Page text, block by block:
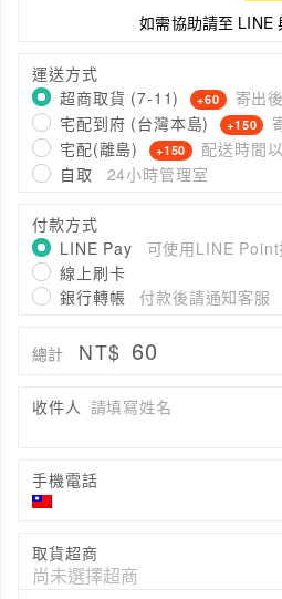
如需協助請至 LINE
運送方式
超商取貨 (7-11)
+60
寄出
宅配到府 (台灣本島)
+150
宅配(離島)
+150
配送時間
自取
24小時管理室
付款方式
LINE Pay
可使用LINE Point
線上刷卡
銀行轉帳
付款後請通知客服
總計 NT$ 60
收件人 請填寫姓名
手機電話
取貨超商